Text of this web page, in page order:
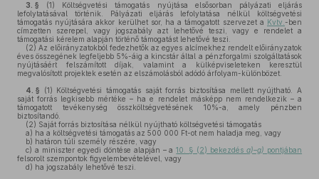
3. § (1) Költségvetési támogatás nyújtása elsősorban pályázati eljárás
lefolytatásával történik. Pályázati eljárás lefolytatása nélkül költségvetési
támogatás nyújtására akkor kerülhet sor, ha a támogatott szervezet a Kvtv. -ben
címzetten szerepel, vagy jogszabály azt lehetővé teszi, vagy e rendelet a
támogatási kérelem alapján történő támogatást lehetővé teszi.
(2) Az előirányzatokból fedezhetők az egyes alcímekhez rendelt előirányzatok
éves összegének legfeljebb 5%-áig a kincstár által a pénzforgalmi szolgáltatások
nyújtásáért felszámított díjak, valamint a külképviseleteken keresztül
megvalósított projektek esetén az elszámolásból adódó árfolyam-különbözet.
4. § (1) Költségvetési támogatás saját forrás biztosítása mellett nyújtható. A
saját forrás legkisebb mértéke – ha e rendelet másképp nem rendelkezik – a
támogatott tevékenység összköltségvetésének 10%-a, amely pénzben
biztosítandó.
(2) Saját forrás biztosítása nélkül nyújtható költségvetési támogatás
a) ha a költségvetési támogatás az 500 000 Ft-ot nem haladja meg, vagy
b) határon túli személy részére, vagy
c) a miniszter egyedi döntése alapján – a10. § (2) bekezdésa)–g) pontjában
felsorolt szempontok figyelembevételével, vagy
d) ha jogszabály lehetővé teszi.